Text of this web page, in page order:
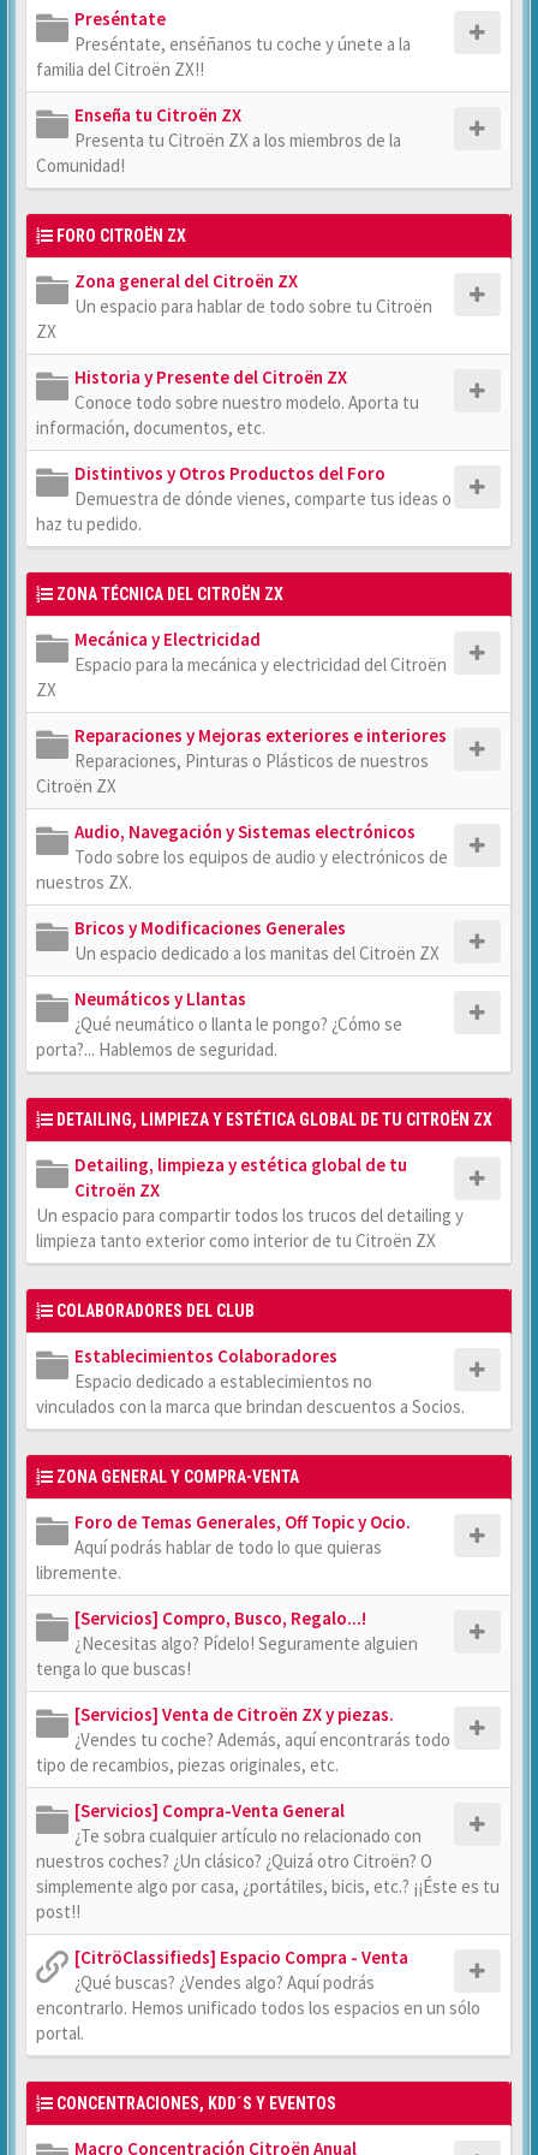
Preséntate
Preséntate, enséñanos tu coche y únete a la
familia del Citroën ZX!!
Enseña tu Citroën ZX
Presenta tu Citroën ZX a los miembros de la
Comunidad!
FORO CITROËN ZX
Zona general del Citroën ZX
Un espacio para hablar de todo sobre tu Citroën
ZX
Historia y Presente del Citroën ZX
Conoce todo sobre nuestro modelo. Aporta tu
información, documentos, etc.
Distintivos y Otros Productos del Foro
Demuestra de dónde vienes, comparte tus ideas o
haz tu pedido.
ZONA TÉCNICA DEL CITROËN ZX
Mecánica y Electricidad
Espacio para la mecánica y electricidad del Citroën
ZX
Reparaciones y Mejoras exteriores e interiores
Reparaciones, Pinturas o Plásticos de nuestros
Citroën ZX
Audio, Navegación y Sistemas electrónicos
Todo sobre los equipos de audio y electrónicos de
nuestros ZX.
Bricos y Modificaciones Generales
Un espacio dedicado a los manitas del Citroën ZX
Neumáticos y Llantas
¿Qué neumático o llanta le pongo? ¿Cómo se
porta?... Hablemos de seguridad.
DETAILING, LIMPIEZA Y ESTÉTICA GLOBAL DE TU CITROËN ZX
Detailing, limpieza y estética global de tu
Citroën ZX
Un espacio para compartir todos los trucos del detailing y
limpieza tanto exterior como interior de tu Citroën ZX
COLABORADORES DEL CLUB
Establecimientos Colaboradores
Espacio dedicado a establecimientos no
vinculados con la marca que brindan descuentos a Socios.
ZONA GENERAL Y COMPRA-VENTA
Foro de Temas Generales, Off Topic y Ocio.
Aquí podrás hablar de todo lo que quieras
libremente.
[Servicios] Compro, Busco, Regalo...!
¿Necesitas algo? Pídelo! Seguramente alguien
tenga lo que buscas!
[Servicios] Venta de Citroën ZX y piezas.
¿Vendes tu coche? Además, aquí encontrarás todo
tipo de recambios, piezas originales, etc.
[Servicios] Compra-Venta General
¿Te sobra cualquier artículo no relacionado con
nuestros coches? ¿Un clásico? ¿Quizá otro Citroën? O
simplemente algo por casa, ¿portátiles, bicis, etc.? ¡¡Éste es tu
post!!
[CitröClassifieds] Espacio Compra - Venta
¿Qué buscas? ¿Vendes algo? Aquí podrás
encontrarlo. Hemos unificado todos los espacios en un sólo
portal.
CONCENTRACIONES, KDD´S Y EVENTOS
Macro Concentración Citroën Anual